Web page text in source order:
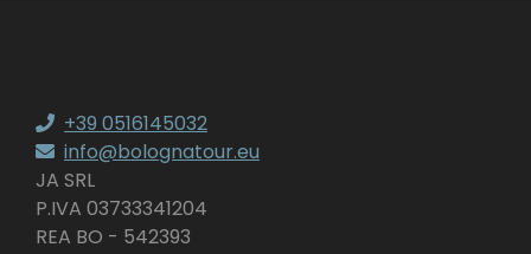
+39 0516145032
info@bolognatour.eu
JA SRL
P.IVA 03733341204
REA BO - 542393